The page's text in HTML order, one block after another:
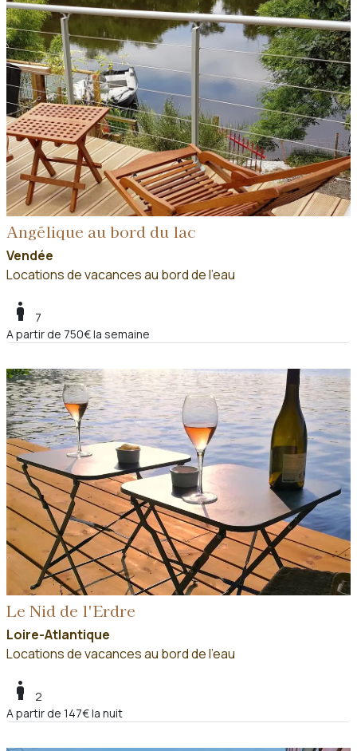
Angélique au bord du lac
Vendée
Locations de vacances au bord de l'eau
boy
7
A partir de 750€ la semaine
Le Nid de l'Erdre
Loire-Atlantique
Locations de vacances au bord de l'eau
boy
2
A partir de 147€ la nuit